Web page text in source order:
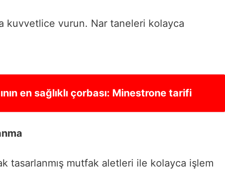
kuvvetlice vurun. Nar taneleri kolayca
en sağlıklı çorbası: Minestrone tarifi
tasarlanmış mutfak aletleri ile kolayca işlem